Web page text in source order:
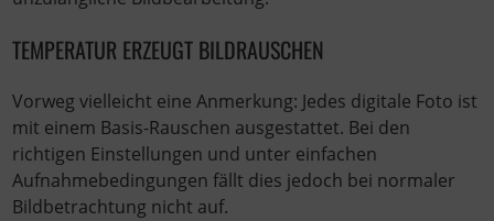
TEMPERATUR ERZEUGT BILDRAUSCHEN
Vorweg vielleicht eine Anmerkung: Jedes digitale Foto ist
mit einem Basis-Rauschen ausgestattet. Bei den
richtigen Einstellungen und unter einfachen
Aufnahmebedingungen fällt dies jedoch bei normaler
Bildbetrachtung nicht auf.